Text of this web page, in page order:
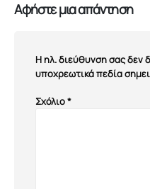
Αφήστε μια απάντηση
Η ηλ. διεύθυνση σας δεν
υποχρεωτικά πεδία
Σχόλιο*